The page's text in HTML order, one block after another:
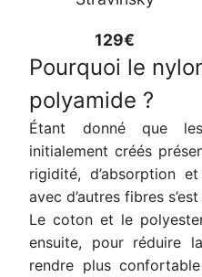
129€
Pourquoi le
polyamide ?
Étant donné que
initialement créés
rigidité, d’absorption
avec d’autres fibres
Le coton et le
ensuite, pour réduire
rendre plus